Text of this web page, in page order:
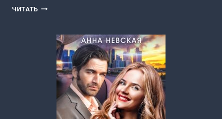
ЧИТАТЬ МОЯ
ОДНУ
НОЧЬ.
БЕСКОНТРАКТНАЯ
ЛЮБОВЬ
(ТАЛА